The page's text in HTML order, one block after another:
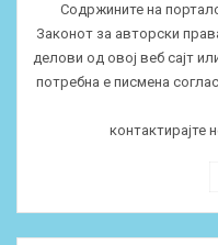
Содржините на
Законот за авторски
делови од овој веб сајт
потребна е писмена
контактирајте